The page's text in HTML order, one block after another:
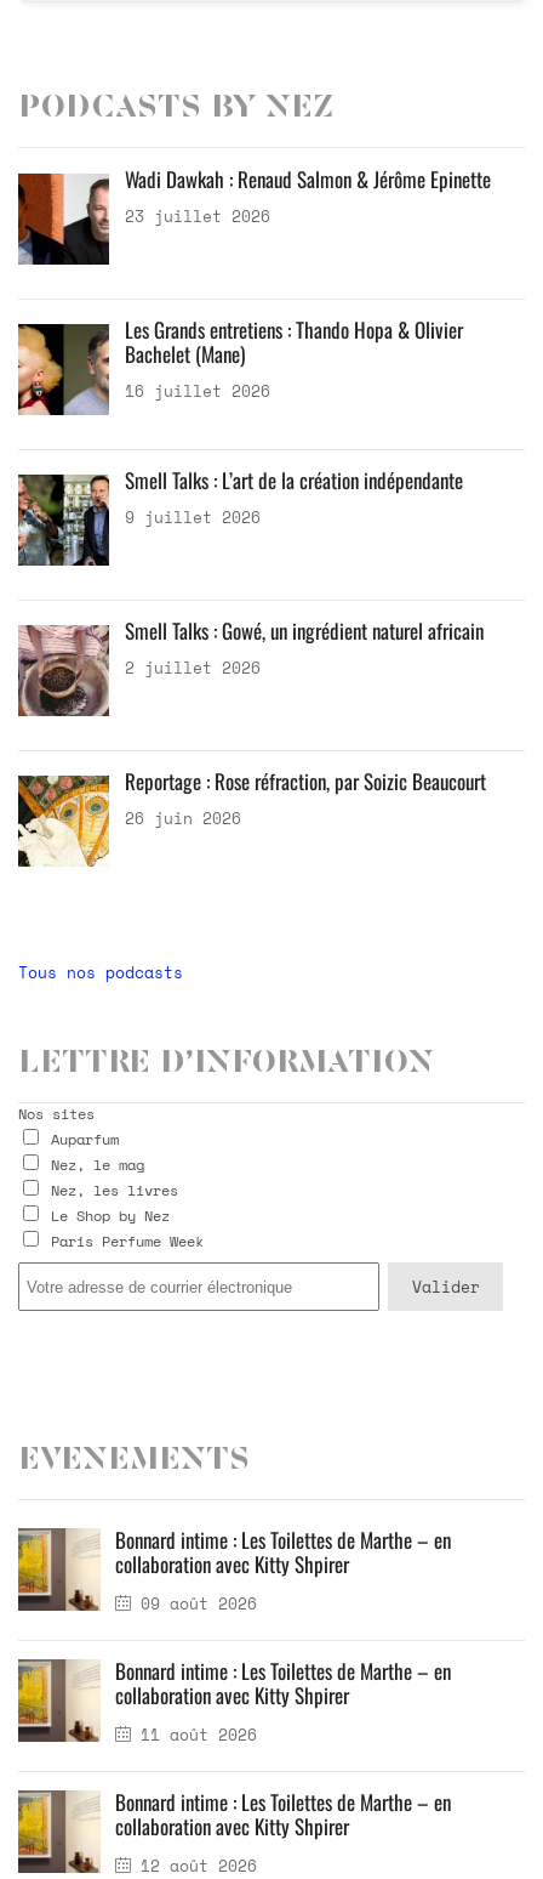
Podcasts by Nez
Wadi Dawkah : Renaud Salmon & Jérôme Epinette
23 juillet 2026
Les Grands entretiens : Thando Hopa & Olivier
Bachelet (Mane)
16 juillet 2026
Smell Talks : L’art de la création indépendante
9 juillet 2026
Smell Talks : Gowé, un ingrédient naturel africain
2 juillet 2026
Reportage : Rose réfraction, par Soizic Beaucourt
26 juin 2026
Tous nos podcasts
Lettre d’information
Nos sites
Auparfum
Nez, le mag
Nez, les livres
Le Shop by Nez
Paris Perfume Week
Evenements
09 août 2026
Bonnard intime : Les Toilettes de Marthe – en
collaboration avec Kitty Shpirer
11 août 2026
Bonnard intime : Les Toilettes de Marthe – en
collaboration avec Kitty Shpirer
12 août 2026
Bonnard intime : Les Toilettes de Marthe – en
collaboration avec Kitty Shpirer